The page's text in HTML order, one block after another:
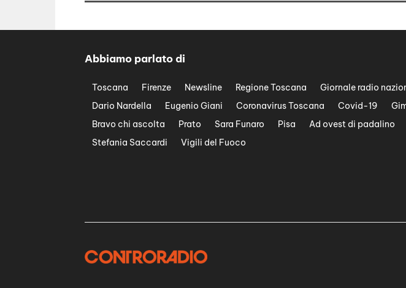
Abbiamo parlato di
Toscana Firenze Newsline Regione Toscana Giornale radio
Dario Nardella
Eugenio Giani Coronavirus Toscana Covid-19
Bravo chi ascolta
Prato Sara Funaro Pisa Ad ovest di padalino
Stefania Saccardi
Vigili del Fuoco